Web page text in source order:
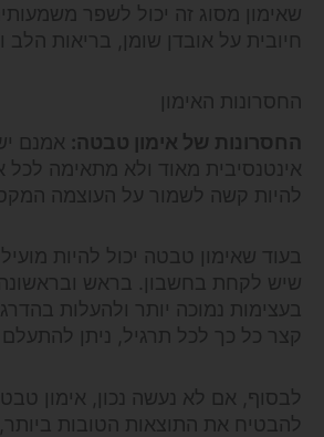
שאימון מסוג זה יכול לשפר
חיובית על אובדן שומן, בריאות הלב
החסרונות האימון
החסרונות של אימון טבטה: אמנם
אינטנסיבית מאוד ולא מתאימה לכל
להיות קשה לשמור על העוצמה
בעוד שאימון טבטה יכול להיות
שיש לקחת בחשבון. בראש ובראשונה,
בעצימות נמוכה יותר ולהעלות
קצר כל כך לכל תרגיל, ניתן
לבסוף, אם לא נעשה נכון, אימון
להבטיח את התוצאות הטובות